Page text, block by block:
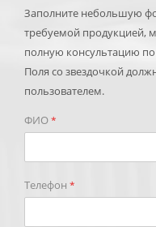
Заполните небольшую
требуемой продукцией,
полную консультацию
Поля со звездочкой
пользователем.
ФИО*
Телефон *